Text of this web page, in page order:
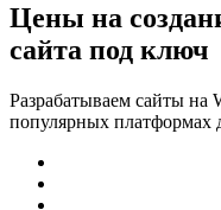
Цены на
сайта под ключ
Разрабатываем сайты
популярных платформах